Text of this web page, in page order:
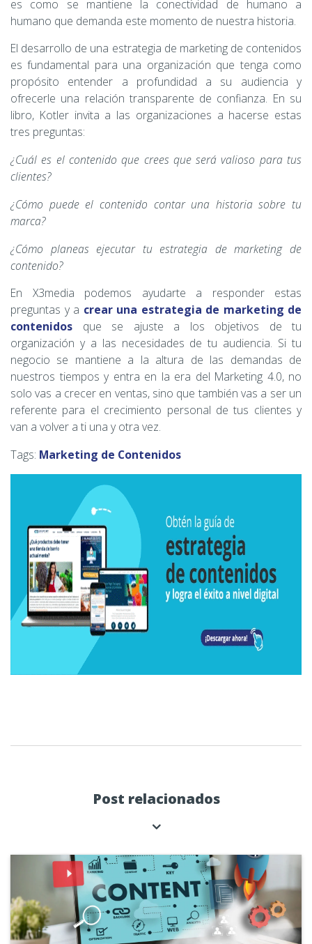
es como se mantiene la conectividad de humano a
humano que demanda este momento de nuestra historia.
El desarrollo de una estrategia de marketing de contenidos
es fundamental para una organización que tenga como
propósito entender a profundidad a su audiencia y
ofrecerle una relación transparente de confianza. En su
libro, Kotler invita a las organizaciones a hacerse estas
tres preguntas:
¿Cuál es el contenido que crees que será valioso para tus
clientes?
¿Cómo puede el contenido contar una historia sobre tu
marca?
¿Cómo planeas ejecutar tu estrategia de marketing de
contenido?
En X3media podemos ayudarte a responder estas
preguntas y a crear una estrategia de marketing de
contenidos que se ajuste a los objetivos de tu
organización y a las necesidades de tu audiencia. Si tu
negocio se mantiene a la altura de las demandas de
nuestros tiempos y entra en la era del Marketing 4.0, no
solo vas a crecer en ventas, sino que también vas a ser un
referente para el crecimiento personal de tus clientes y
van a volver a ti una y otra vez.
Tags: Marketing de Contenidos
Post relacionados